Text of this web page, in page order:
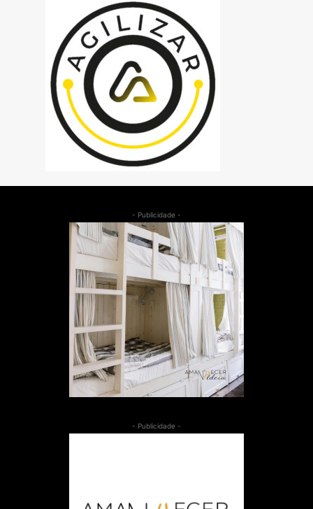
- Publicidade -
- Publicidade -